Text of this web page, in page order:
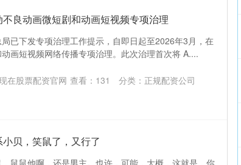
良动画微短剧和动画短视频专项治理
已下发专项治理工作提示，自即日起至2026年3月，在
画短视频网络传播专项治理。此次治理首次将 A....
在股票配资官网 查看： 131 分类： 正规配资公司
贝，笑鼠了，又行了
鼠鼠他啊，还是男主。也许，可能，大概，这就是，你